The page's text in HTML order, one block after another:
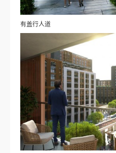
有盖行人道